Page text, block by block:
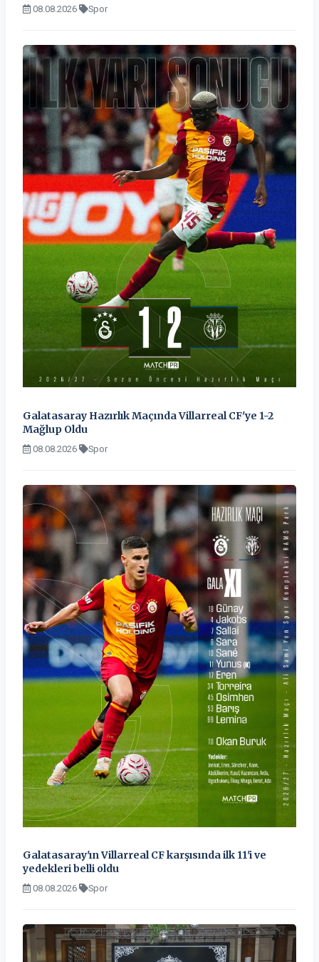
08.08.2026 Spor
Galatasaray Hazırlık Maçında Villarreal CF'ye 1-2
Mağlup Oldu
08.08.2026 Spor
Galatasaray'ın Villarreal CF karşısında ilk 11'i ve
yedekleri belli oldu
08.08.2026 Spor